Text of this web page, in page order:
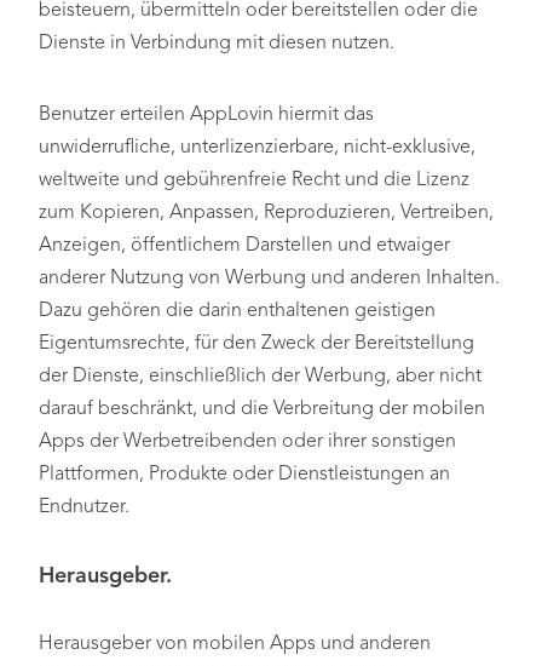
beisteuern, übermitteln oder bereitstellen oder die
Dienste in Verbindung mit diesen nutzen.
Benutzer erteilen AppLovin hiermit das
unwiderrufliche, unterlizenzierbare, nicht-exklusive,
weltweite und gebührenfreie Recht und die Lizenz
zum Kopieren, Anpassen, Reproduzieren, Vertreiben,
Anzeigen, öffentlichem Darstellen und etwaiger
anderer Nutzung von Werbung und anderen Inhalten.
Dazu gehören die darin enthaltenen geistigen
Eigentumsrechte, für den Zweck der Bereitstellung
der Dienste, einschließlich der Werbung, aber nicht
darauf beschränkt, und die Verbreitung der mobilen
Apps der Werbetreibenden oder ihrer sonstigen
Plattformen, Produkte oder Dienstleistungen an
Endnutzer.
Herausgeber.
Herausgeber von mobilen Apps und anderen